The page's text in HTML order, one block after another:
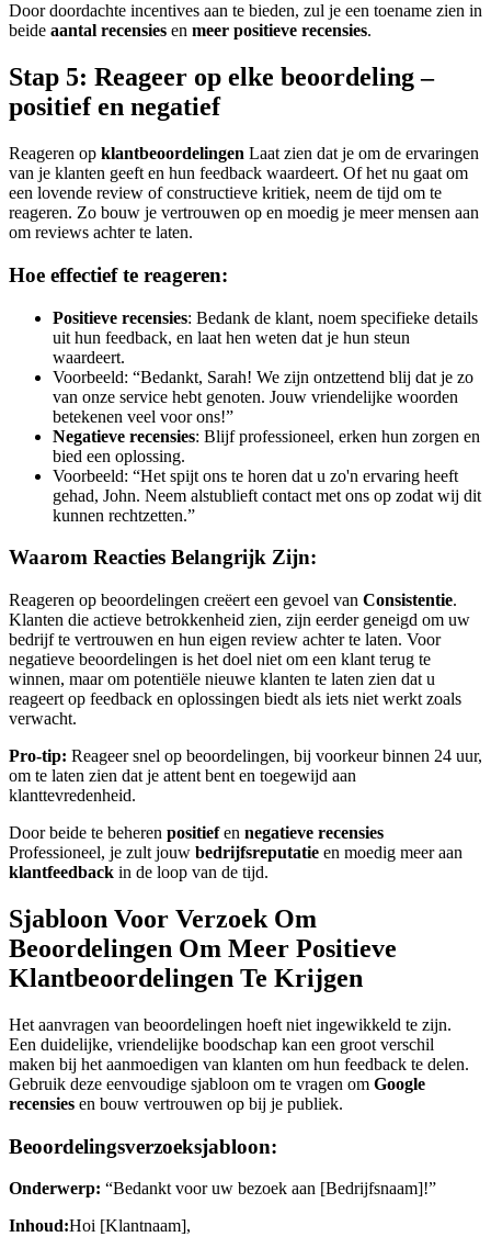
Door doordachte incentives aan te bieden, zul je een toename zien in
beide aantal recensies en meer positieve recensies.
Stap 5: Reageer op elke beoordeling –
positief en negatief
Reageren op klantbeoordelingen Laat zien dat je om de ervaringen
van je klanten geeft en hun feedback waardeert. Of het nu gaat om
een lovende review of constructieve kritiek, neem de tijd om te
reageren. Zo bouw je vertrouwen op en moedig je meer mensen aan
om reviews achter te laten.
Hoe effectief te reageren:
Positieve recensies: Bedank de klant, noem specifieke details
uit hun feedback, en laat hen weten dat je hun steun
waardeert.
Voorbeeld: “Bedankt, Sarah! We zijn ontzettend blij dat je zo
van onze service hebt genoten. Jouw vriendelijke woorden
betekenen veel voor ons!”
Negatieve recensies: Blijf professioneel, erken hun zorgen en
bied een oplossing.
Voorbeeld: “Het spijt ons te horen dat u zo'n ervaring heeft
gehad, John. Neem alstublieft contact met ons op zodat wij dit
kunnen rechtzetten.”
Waarom Reacties Belangrijk Zijn:
Reageren op beoordelingen creëert een gevoel van Consistentie.
Klanten die actieve betrokkenheid zien, zijn eerder geneigd om uw
bedrijf te vertrouwen en hun eigen review achter te laten. Voor
negatieve beoordelingen is het doel niet om een klant terug te
winnen, maar om potentiële nieuwe klanten te laten zien dat u
reageert op feedback en oplossingen biedt als iets niet werkt zoals
verwacht.
Pro-tip: Reageer snel op beoordelingen, bij voorkeur binnen 24 uur,
om te laten zien dat je attent bent en toegewijd aan
klanttevredenheid.
Door beide te beheren positiefen negatieve recensies
Professioneel, je zult jouw bedrijfsreputatie en moedig meer aan
klantfeedback in de loop van de tijd.
Sjabloon Voor Verzoek Om
Beoordelingen Om Meer Positieve
Klantbeoordelingen Te Krijgen
Het aanvragen van beoordelingen hoeft niet ingewikkeld te zijn.
Een duidelijke, vriendelijke boodschap kan een groot verschil
maken bij het aanmoedigen van klanten om hun feedback te delen.
Gebruik deze eenvoudige sjabloon om te vragen om Google
recensies en bouw vertrouwen op bij je publiek.
Beoordelingsverzoeksjabloon:
Onderwerp: “Bedankt voor uw bezoek aan [Bedrijfsnaam]!”
Inhoud:Hoi [Klantnaam],